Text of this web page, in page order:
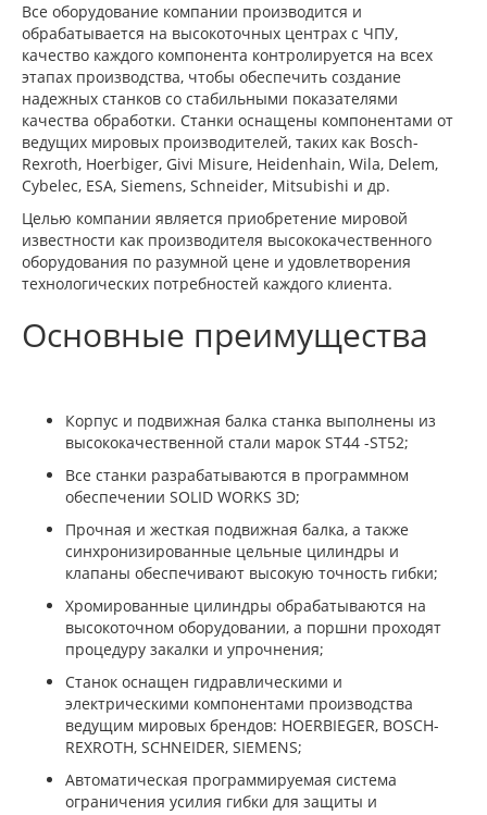
Все оборудование компании производится и
обрабатывается на высокоточных центрах с ЧПУ,
качество каждого компонента контролируется на всех
этапах производства, чтобы обеспечить создание
надежных станков со стабильными показателями
качества обработки. Станки оснащены компонентами от
ведущих мировых производителей, таких как Bosch-
Rexroth, Hoerbiger, Givi Misure, Heidenhain, Wila, Delem,
Cybelec, ESA, Siemens, Schneider, Mitsubishi и др.
Целью компании является приобретение мировой
известности как производителя высококачественного
оборудования по разумной цене и удовлетворения
технологических потребностей каждого клиента.
Основные преимущества
Корпус и подвижная балка станка выполнены из
высококачественной стали марок ST44 -ST52;
Все станки разрабатываются в программном
обеспечении SOLID WORKS 3D;
Прочная и жесткая подвижная балка, а также
синхронизированные цельные цилиндры и
клапаны обеспечивают высокую точность гибки;
Хромированные цилиндры обрабатываются на
высокоточном оборудовании, а поршни проходят
процедуру закалки и упрочнения;
Станок оснащен гидравлическими и
электрическими компонентами производства
ведущим мировых брендов: HOERBIEGER, BOSCH-
REXROTH, SCHNEIDER, SIEMENS;
Автоматическая программируемая система
ограничения усилия гибки для защиты и